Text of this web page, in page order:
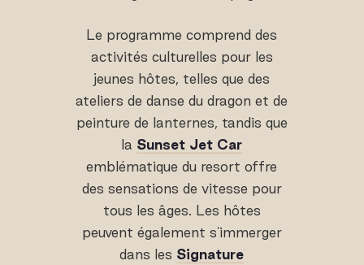
Le programme comprend des
activités culturelles pour les
jeunes hôtes, telles que des
ateliers de danse du dragon et de
peinture de lanternes, tandis que
la Sunset Jet Car
emblématique du resort offre
des sensations de vitesse pour
tous les âges. Les hôtes
peuvent également s'immerger
dans les Signature